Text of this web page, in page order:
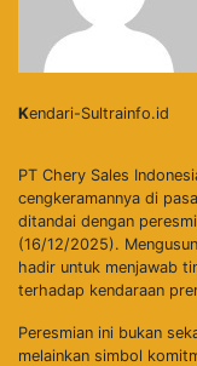
Kendari-Sultrainfo.id
PT Chery Sales
cengkeramannya di
ditandai dengan
(16/12/2025).
hadir untuk menjawab
terhadap kendaraan
​Peresmian ini bukan
melainkan simbol